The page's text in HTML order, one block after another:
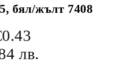
бял/жълт 7408
лв.